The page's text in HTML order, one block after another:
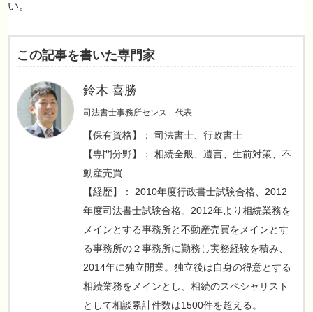
い。
この記事を書いた専門家
鈴木 喜勝
司法書士事務所センス 代表
【保有資格】： 司法書士、行政書士
【専門分野】： 相続全般、遺言、生前対策、不
動産売買
【経歴】： 2010年度行政書士試験合格、2012
年度司法書士試験合格。2012年より相続業務を
メインとする事務所と不動産売買をメインとす
る事務所の２事務所に勤務し実務経験を積み、
2014年に独立開業。独立後は自身の得意とする
相続業務をメインとし、相続のスペシャリスト
として相談累計件数は1500件を超える。